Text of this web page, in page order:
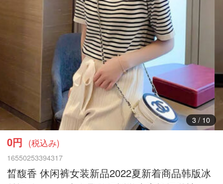
3/ 10
0円 (税込み)
16550253394317
晳馥香 休闲裤女装新品2022夏新着商品韩版冰